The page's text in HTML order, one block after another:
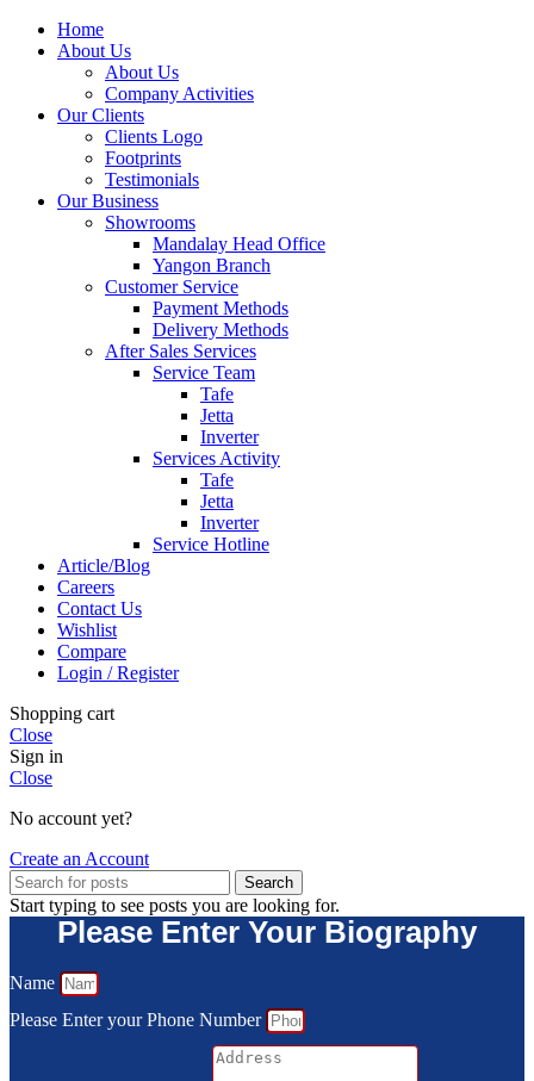
Home
About Us
About Us
Company Activities
Our Clients
Clients Logo
Footprints
Testimonials
Our Business
Showrooms
Mandalay Head Office
Yangon Branch
Customer Service
Payment Methods
Delivery Methods
After Sales Services
Service Team
Tafe
Jetta
Inverter
Services Activity
Tafe
Jetta
Inverter
Service Hotline
Article/Blog
Careers
Contact Us
Wishlist
Compare
Login / Register
Shopping cart
Close
Sign in
Close
No account yet?
Create an Account
Search
Start typing to see posts you are looking for.
Please Enter Your Biography
Name
Please Enter your Phone Number